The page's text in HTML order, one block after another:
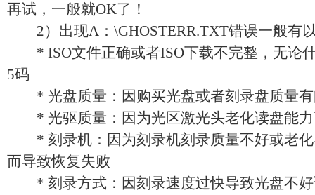
再试，一般就OK了！
2）出现A：\GHOSTERR.TXT错误一般有
* ISO文件正确或者ISO下载不完整，无论
5码
* 光盘质量：因购买光盘或者刻录盘质量有
* 光驱质量：因为光区激光头老化读盘能力
* 刻录机：因为刻录机刻录质量不好或老化
而导致恢复失败
* 刻录方式：因刻录速度过快导致光盘不好